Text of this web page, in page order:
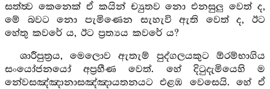
සත්ත්‍ව කෙනෙක් ඒ කයින් ච්‍යුතව නො එනසුලු වෙත් ද,
මේ බවට නො පැමිණෙන සැහැවි ඇති වෙත් ද, ඊට
හේතු කවරේ ය, ඊට ප්‍රත්‍යය කවරේ ය?
ශාරීපුත්‍රය, මෙලොව ඇතැම් පුද්ගලයකුට ඕරම්භාගිය
සංයෝජනයෝ අප්‍රහීණ වෙත්. හේ දිටුදැමියෙහි ම
නේවසඤ්ඤානාසඤ්ඤායතනයට එළඹ වෙසෙයි. හේ ඒ